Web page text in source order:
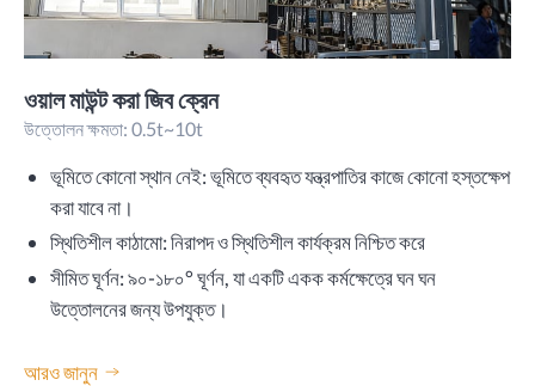
ওয়াল মাউন্ট করা জিব ক্রেন
উত্তোলন ক্ষমতা: 0.5t~10t
ভূমিতে কোনো স্থান নেই: ভূমিতে ব্যবহৃত যন্ত্রপাতির কাজে কোনো হস্তক্ষেপ
করা যাবে না।
স্থিতিশীল কাঠামো: নিরাপদ ও স্থিতিশীল কার্যক্রম নিশ্চিত করে
সীমিত ঘূর্ণন: ৯০-১৮০° ঘূর্ণন, যা একটি একক কর্মক্ষেত্রে ঘন ঘন
উত্তোলনের জন্য উপযুক্ত।
আরও জানুন